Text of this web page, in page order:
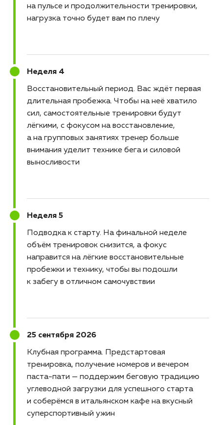
на пульсе и продолжительности тренировки,
нагрузка точно будет вам по плечу
Неделя 4
Восстановительный период Вас ждёт первая
длительная пробежка. Чтобы на неё хватило
сил, самостоятельные тренировки будут
лёгкими, с фокусом на восстановление,
а на групповых занятиях тренер больше
внимания уделит технике бега и силовой
выносливости
Неделя 5
Подводка к старту На финальной неделе
объём тренировок снизится, а фокус
направится на лёгкие восстановительные
пробежки и технику, чтобы вы подошли
к забегу в отличном самочувствии
25 сентября 2026
Клубная программа Предстартовая
тренировка, получение номеров и вечером
паста-пати — поддержим беговую традицию
углеводной загрузки для успешного старта
и соберёмся в итальянском кафе на вкусный
суперспортивный ужин